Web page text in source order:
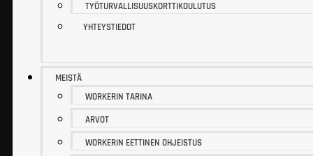
TYÖTURVALLISUUSKORTTIKOULUTUS
YHTEYSTIEDOT
MEISTÄ
WORKERIN TARINA
ARVOT
WORKERIN EETTINEN OHJEISTUS